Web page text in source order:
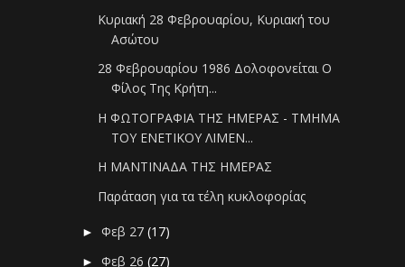
Κυριακή 28 Φεβρουαρίου, Κυριακή του
Ασώτου
28 Φεβρουαρίου 1986 Δολοφονείται Ο
Φίλος Της Κρήτη...
Η ΦΩΤΟΓΡΑΦΙΑ ΤΗΣ ΗΜΕΡΑΣ - ΤΜΗΜΑ
ΤΟΥ ΕΝΕΤΙΚΟΥ ΛΙΜΕΝ...
Η ΜΑΝΤΙΝΑΔΑ ΤΗΣ ΗΜΕΡΑΣ
Παράταση για τα τέλη κυκλοφορίας
►Φεβ 27(17)
►Φεβ 26(27)